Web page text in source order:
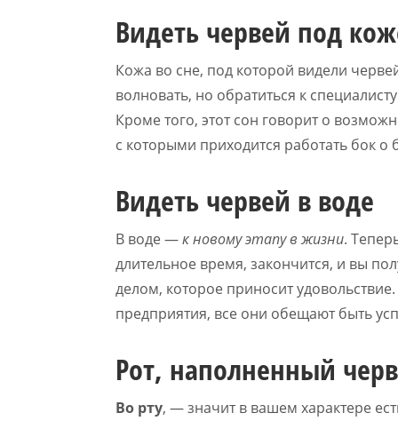
Видеть червей под
Кожа во сне, под которой видели
волновать, но обратиться к
Кроме того, этот сон говорит о
с которыми приходится работать бок о
Видеть червей в воде
В воде —к новому этапу в жизни.
длительное время, закончится, и вы
делом, которое приносит
предприятия, все они обещают быть
Рот, наполненный
Во рту, — значит в вашем характере